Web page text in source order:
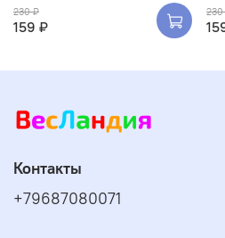
230 ₽
159 ₽
Контакты
+79687080071